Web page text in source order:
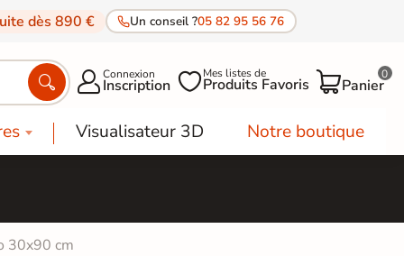
dès 890 € Un conseil ?05 82 95 56 76
 Connexion
Inscription Mes listes de
Produits Favoris Panier
0
Visualisateur 3D Notre boutique
30x90 cm